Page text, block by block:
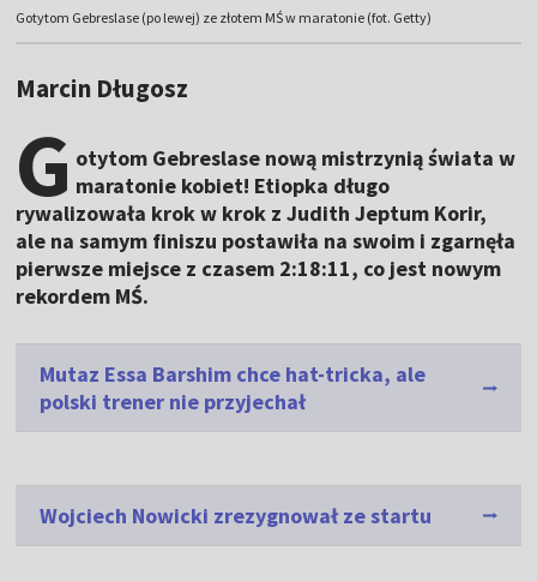
Gotytom Gebreslase (po lewej) ze złotem MŚ w maratonie (fot. Getty)
Marcin Długosz
G otytom Gebreslase nową mistrzynią świata w
maratonie kobiet! Etiopka długo
rywalizowała krok w krok z Judith Jeptum Korir,
ale na samym finiszu postawiła na swoim i zgarnęła
pierwsze miejsce z czasem 2:18:11, co jest nowym
rekordem MŚ.
Mutaz Essa Barshim chce hat-tricka, ale
polski trener nie przyjechał
Wojciech Nowicki zrezygnował ze startu